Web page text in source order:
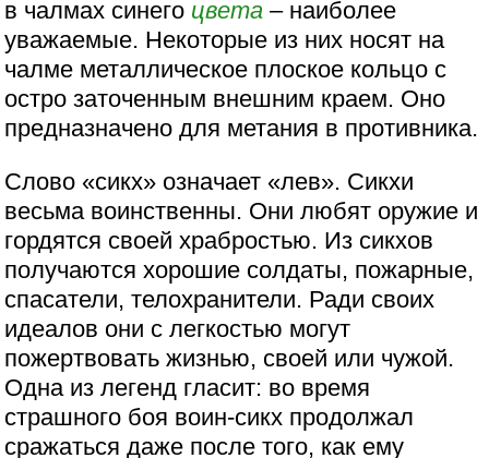
в чалмах синего цвета – наиболее
уважаемые. Некоторые из них носят на
чалме металлическое плоское кольцо с
остро заточенным внешним краем. Оно
предназначено для метания в противника.
Слово «сикх» означает «лев». Сикхи
весьма воинственны. Они любят оружие и
гордятся своей храбростью. Из сикхов
получаются хорошие солдаты, пожарные,
спасатели, телохранители. Ради своих
идеалов они с легкостью могут
пожертвовать жизнью, своей или чужой.
Одна из легенд гласит: во время
страшного боя воин-сикх продолжал
сражаться даже после того, как ему